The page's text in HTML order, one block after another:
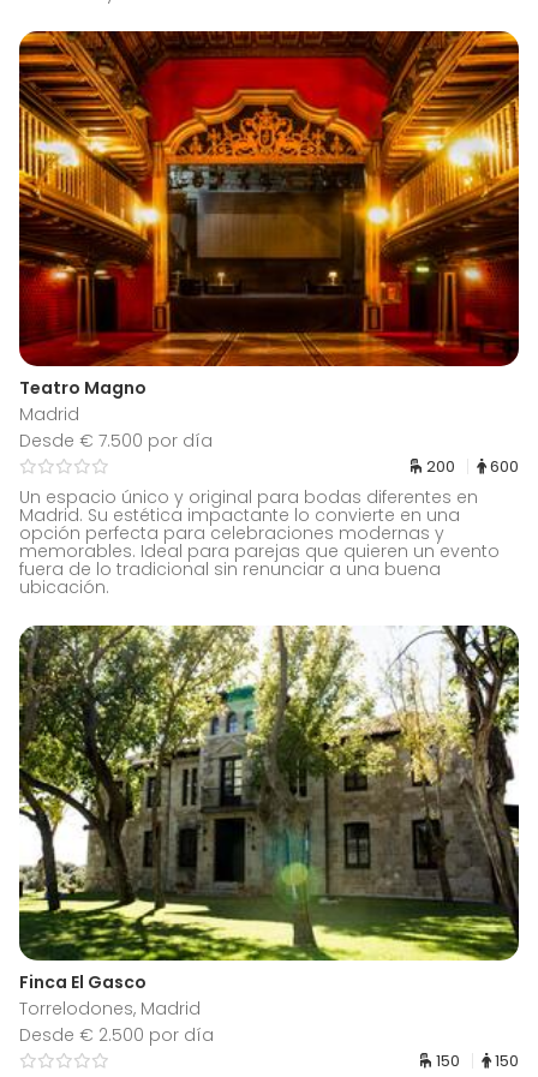
Teatro Magno
Madrid
Desde € 7.500 por día
200 600
Un espacio único y original para bodas diferentes en
Madrid. Su estética impactante lo convierte en una
opción perfecta para celebraciones modernas y
memorables. Ideal para parejas que quieren un evento
fuera de lo tradicional sin renunciar a una buena
ubicación.
Finca El Gasco
Torrelodones, Madrid
Desde € 2.500 por día
150 150